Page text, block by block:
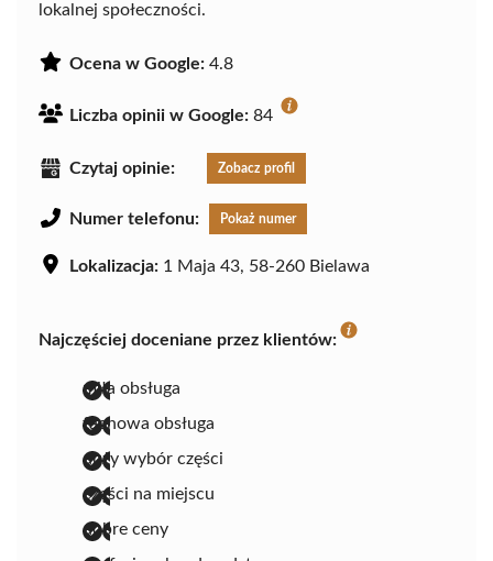
lokalnej społeczności.
Ocena w Google: 4.8
Liczba opinii w Google: 84
Czytaj opinie: Zobacz profil
Numer telefonu: Pokaż numer
Lokalizacja: 1 Maja 43, 58-260 Bielawa
Najczęściej doceniane przez klientów:
miła obsługa
fachowa obsługa
duży wybór części
części na miejscu
dobre ceny